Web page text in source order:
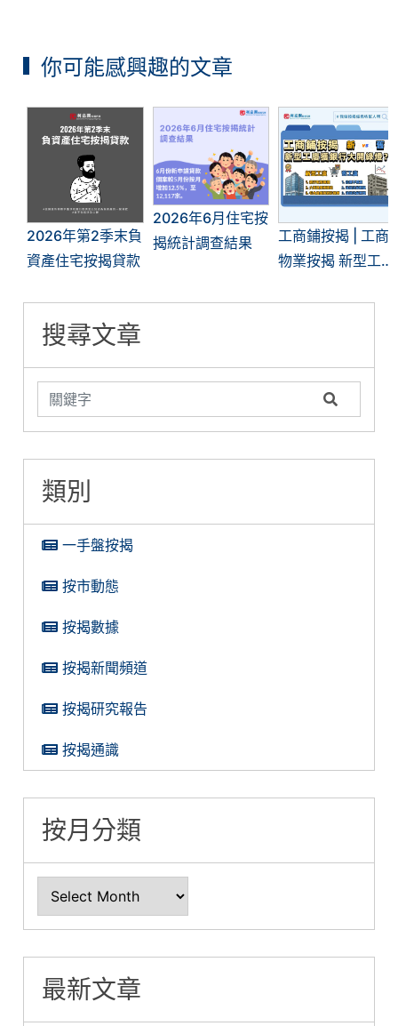
你可能感興趣的文章
2026年第2季末負
資產住宅按揭貸款
2026年6月住宅按
揭統計調查結果
工商鋪按揭 | 工商
物業按揭 新型工
搜尋文章
類別
一手盤按揭
按市動態
按揭數據
按揭新聞頻道
按揭研究報告
按揭通識
按月分類
最新文章